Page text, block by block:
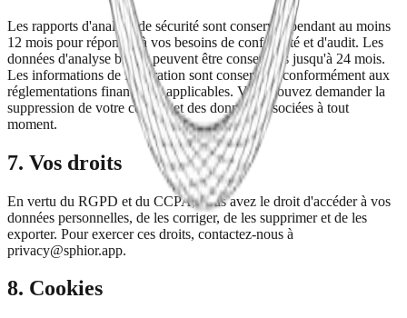
Les rapports d'analyse de sécurité sont conservés pendant au moins
12 mois pour répondre à vos besoins de conformité et d'audit. Les
données d'analyse brutes peuvent être conservées jusqu'à 24 mois.
Les informations de facturation sont conservées conformément aux
réglementations financières applicables. Vous pouvez demander la
suppression de votre compte et des données associées à tout
moment.
7. Vos droits
En vertu du RGPD et du CCPA, vous avez le droit d'accéder à vos
données personnelles, de les corriger, de les supprimer et de les
exporter. Pour exercer ces droits, contactez-nous à
privacy@sphior.app.
8. Cookies